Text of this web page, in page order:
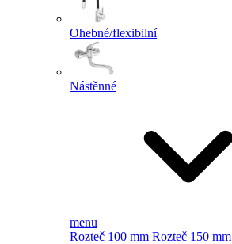
Ohebné/flexibilní
Nástěnné
menu
Rozteč 100 mm Rozteč 150 mm